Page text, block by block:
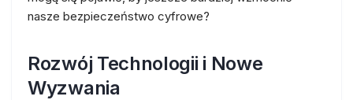
nasze bezpieczeństwo cyfrowe?
Rozwój Technologii i Nowe
Wyzwania